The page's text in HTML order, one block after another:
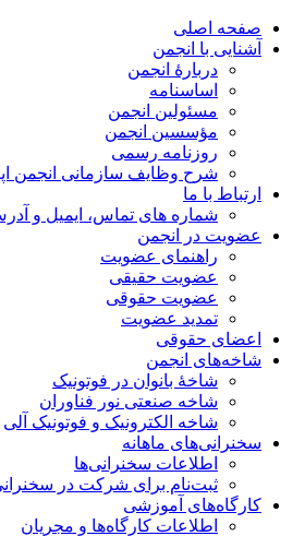
صفحه اصلی
آشنایی با انجمن
دربارۀ انجمن
اساسنامه
مسئولین انجمن
مؤسسین انجمن
روزنامه رسمی
شرح وظایف سازمانی انجمن
ارتباط با ما
شماره های تماس، ایمیل و آدرس
عضویت در انجمن
راهنمای عضویت
عضویت حقیقی
عضویت حقوقی
تمدید عضویت
اعضای حقوقی
شاخه‌های انجمن
شاخۀ بانوان در فوتونیک
شاخه صنعتی نور فناوران
شاخه‌ الکترونیک و فوتونیک آلی
سخنرانی‌های ماهانه
اطلاعات سخنرانی‌‌ها
ثبت‌نام برای شرکت در سخنرانی
کارگاه‌های آموزشی
اطلاعات کارگاه‌ها و مجریان